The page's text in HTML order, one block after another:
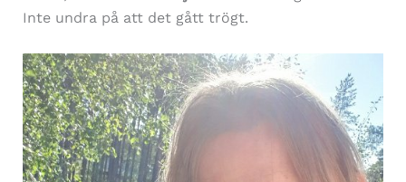
Inte undra på att det gått trögt.